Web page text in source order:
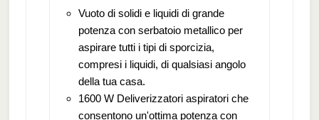
Vuoto di solidi e liquidi di grande
potenza con serbatoio metallico per
aspirare tutti i tipi di sporcizia,
compresi i liquidi, di qualsiasi angolo
della tua casa.
1600 W Deliverizzatori aspiratori che
consentono un'ottima potenza con